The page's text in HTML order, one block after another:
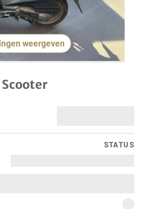
weergeven
STATUS